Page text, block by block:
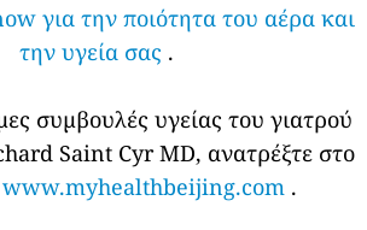
για την ποιότητα του αέρα και
την υγεία σας .
συμβουλές υγείας του γιατρού
Saint Cyr MD, ανατρέξτε στο
www.myhealthbeijing.com.